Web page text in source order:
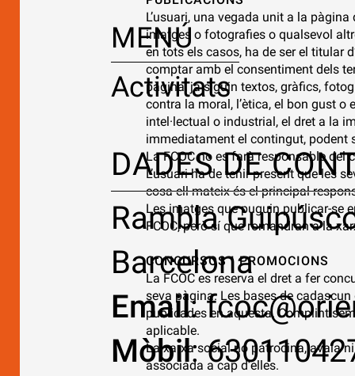
L’usuari, una vegada unit a la
imatges o fotografies o qualsevol
en tots els casos, ha de ser el titular
comptar amb el consentiment dels
pàgina, ja siguin textos, gràfics,
contra la moral, l’ètica, el bon gust
intel·lectual o industrial, el dret a la
immediatament el contingut, podent
La FCOC no es farà responsable
L’usuari ha de tenir present que les
cosa ell mateix és el principal
Les imatges que puguin publicar-se
FCOC, però sí que romandran a la
CONCURSOS I PROMOCIONS
La FCOC es reserva el dret a fer
seva pàgina. Les bases de
publicades en aquesta. Complint
aplicable.
La xarxa social no patrocina, avala
associada a cap d’elles.
DADES DE
Rambla
Barcelona
Email:
Mòbil:
MENÚ
Activitats